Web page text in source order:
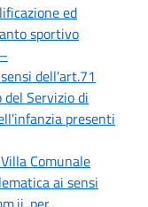
ed
sportivo
dell'art.71
Servizio di
presenti
Comunale
ai sensi